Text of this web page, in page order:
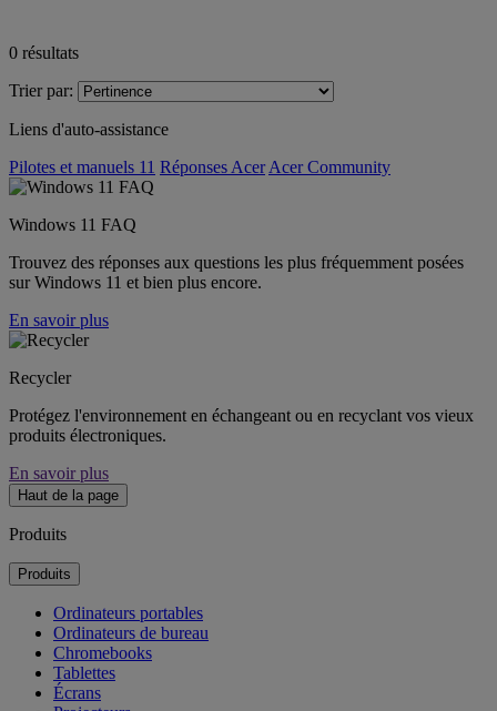
0 résultats
Trier par:
Liens d'auto-assistance
Pilotes et manuels 11 Réponses Acer Acer Community
Windows 11 FAQ
Trouvez des réponses aux questions les plus fréquemment posées
sur Windows 11 et bien plus encore.
En savoir plus
Recycler
Protégez l'environnement en échangeant ou en recyclant vos vieux
produits électroniques.
En savoir plus
Haut de la page
Produits
Produits
Ordinateurs portables
Ordinateurs de bureau
Chromebooks
Tablettes
Écrans